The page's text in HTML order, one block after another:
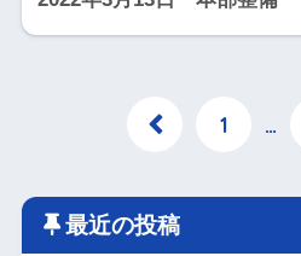
1 …
最近の投稿